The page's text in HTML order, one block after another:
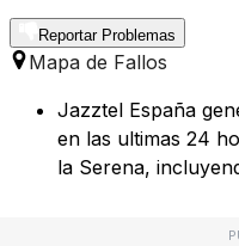
Reportar Problemas
Mapa de Fallos
Jazztel España
en las ultimas 24
la Serena,